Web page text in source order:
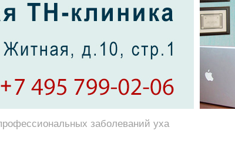
заболеваний уха